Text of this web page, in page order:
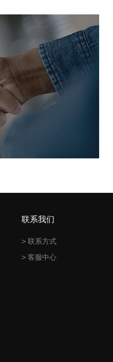
联系我们
> 联系方式
> 客服中心